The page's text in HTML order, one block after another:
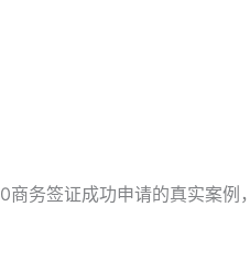
务签证成功申请的真实案例